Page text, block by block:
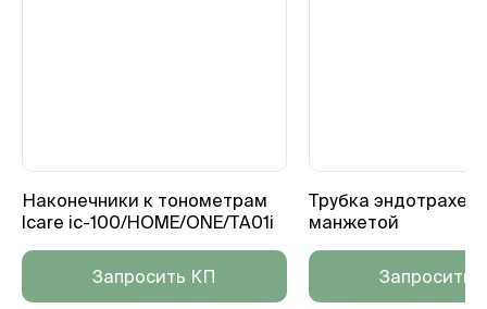
Наконечники к тонометрам
Icare ic-100/HOME/ONE/TA01i
Запросить КП
Трубка
манжетой
Запросить